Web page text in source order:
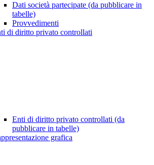
Dati società partecipate (da pubblicare in
tabelle)
Provvedimenti
di diritto privato controllati
Enti di diritto privato controllati (da
pubblicare in tabelle)
grafica